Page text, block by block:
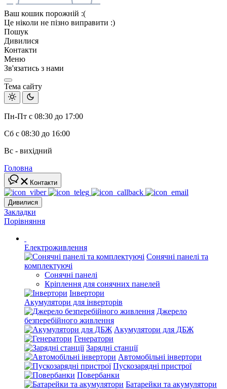
Ваш кошик порожній :(
Це ніколи не пізно виправити :)
Пошук
Дивилися
Контакти
Меню
Зв'язатись з нами
Тема сайту
Пн-Пт с 08:30 до 17:00
Сб с 08:30 до 16:00
Вс - вихідний
Головна
Контакти
Дивилися
Закладки
Порівняння
Електроживлення
Сонячні панелі та
комплектуючі
Сонячні панелі
Кріплення для сонячних панелей
Інвертори
Акумулятори для інверторів
Джерело
безперебійного живлення
Акумулятори для ДБЖ
Генератори
Зарядні станції
Автомобільні інвертори
Пускозарядні пристрої
Повербанки
Батарейки та акумулятори